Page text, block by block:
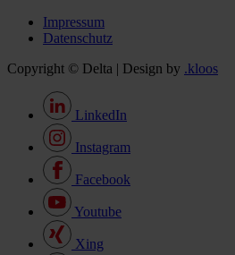
Impressum
Datenschutz
Copyright © Delta | Design by .kloos
LinkedIn
Instagram
Facebook
Youtube
Xing